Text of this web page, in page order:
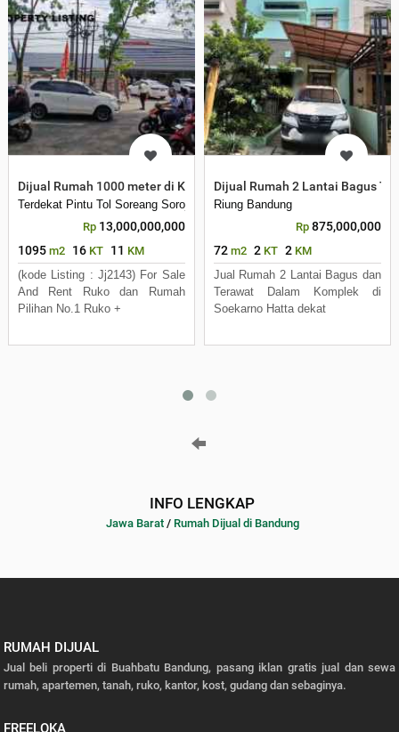
Dijual Rumah 1000 meter di Kawasan Bandung Kopo
Terdekat Pintu Tol Soreang Soroja
Rp 13,000,000,000
1095 m2 16 KT 11 KM
(kode Listing : Jj2143) For Sale
And Rent Ruko dan Rumah
Pilihan No.1 Ruko +
Dijual Rumah 2 Lantai Bagus
Riung Bandung
Rp 875,000,000
72 m2 2 KT 2 KM
Jual Rumah 2 Lantai Bagus dan
Terawat Dalam Komplek di
Soekarno Hatta dekat
INFO LENGKAP
Jawa Barat/ Rumah Dijual di Bandung
RUMAH DIJUAL
Jual beli properti di Buahbatu Bandung, pasang iklan gratis jual dan sewa
rumah, apartemen, tanah, ruko, kantor, kost, gudang dan sebaginya.
FREELOKA